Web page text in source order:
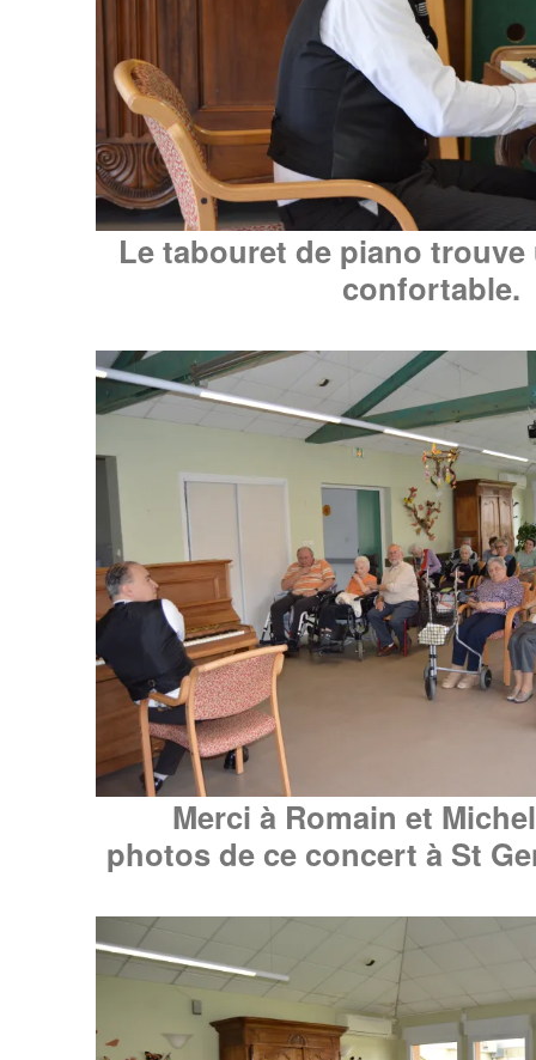
Le tabouret de piano
confortable.
Merci à Romain et
photos de ce concert à St